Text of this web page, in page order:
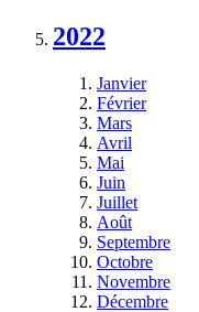
2022
Janvier
Février
Mars
Avril
Mai
Juin
Juillet
Août
Septembre
Octobre
Novembre
Décembre